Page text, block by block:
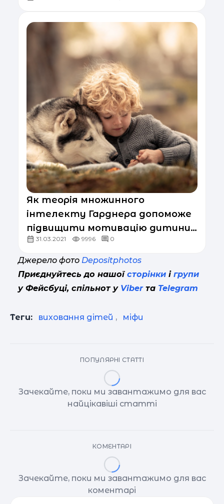
Як теорія множинного
інтелекту Гарднера допоможе
підвищити мотивацію дитини
до засвоєння нових знань
31.03.2021 9996 0
Джерело фото Depositphotos
Приєднуйтесь до нашої сторінки і групи
у Фейсбуці, спільнот у Viberта Telegram
Теги: виховання дітей , міфи
ПОПУЛЯРНІ СТАТТІ
Зачекайте, поки ми завантажимо для вас
найцікавіші статті
КОМЕНТАРІ
Зачекайте, поки ми завантажимо для вас
коментарі